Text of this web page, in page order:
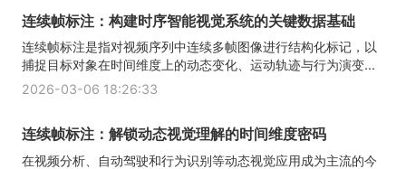
连续帧标注：构建时序智能视觉系统的关键数据基础
连续帧标注是指对视频序列中连续多帧图像进行结构化标记，以
捕捉目标对象在时间维度上的动态变化、运动轨迹与行为演变...
2026-03-06 18:26:33
连续帧标注：解锁动态视觉理解的时间维度密码
在视频分析、自动驾驶和行为识别等动态视觉应用成为主流的今